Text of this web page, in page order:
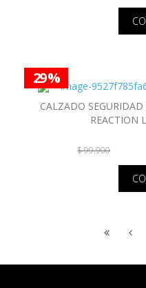
29 %
CALZADO
REACTION
$ 99.900